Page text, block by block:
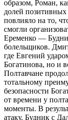
образом, Роман,
долей
повлияло на то,
смогли
Еременко —
болельщиков.
где Евгений
Богатинова, но и
Полтавчане
тотальному
безопасности
от времени у
моменты. В
атаку. Будник с